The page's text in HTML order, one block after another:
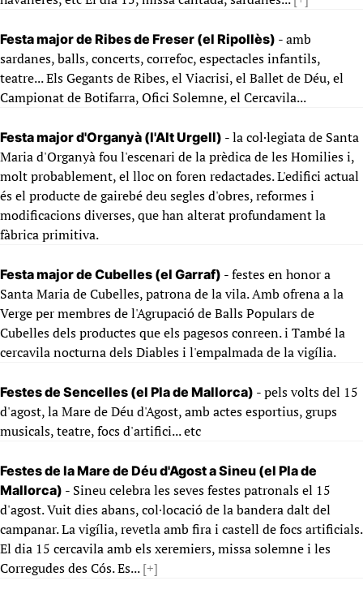
Festa major de Ribes de Freser (el Ripollès) - amb
sardanes, balls, concerts, correfoc, espectacles infantils,
teatre... Els Gegants de Ribes, el Viacrisi, el Ballet de Déu, el
Campionat de Botifarra, Ofici Solemne, el Cercavila...
Festa major d'Organyà (l'Alt Urgell) - la col·legiata de Santa
Maria d'Organyà fou l'escenari de la prèdica de les Homilies i,
molt probablement, el lloc on foren redactades. L'edifici actual
és el producte de gairebé deu segles d'obres, reformes i
modificacions diverses, que han alterat profundament la
fàbrica primitiva.
Festa major de Cubelles (el Garraf) - festes en honor a
Santa Maria de Cubelles, patrona de la vila. Amb ofrena a la
Verge per membres de l'Agrupació de Balls Populars de
Cubelles dels productes que els pagesos conreen. i També la
cercavila nocturna dels Diables i l'empalmada de la vigília.
Festes de Sencelles (el Pla de Mallorca) - pels volts del 15
d'agost, la Mare de Déu d'Agost, amb actes esportius, grups
musicals, teatre, focs d'artifici... etc
Festes de la Mare de Déu d'Agost a Sineu (el Pla de
Mallorca) - Sineu celebra les seves festes patronals el 15
d'agost. Vuit dies abans, col·locació de la bandera dalt del
campanar. La vigília, revetla amb fira i castell de focs artificials.
El dia 15 cercavila amb els xeremiers, missa solemne i les
Corregudes des Cós. Es...[+]